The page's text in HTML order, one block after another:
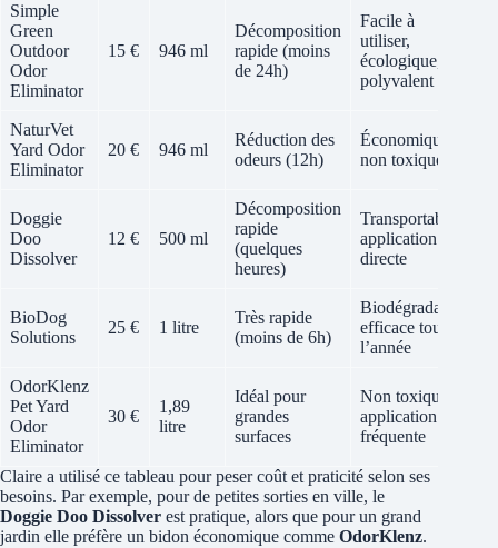
Simple
Green
Outdoor
Odor
Eliminator
15 € 946 ml
Décomposition
rapide (moins
de 24h)
Facile à
utiliser,
écologique,
polyvalent
NaturVet
Yard Odor
Eliminator
20 € 946 ml
Réduction des
odeurs (12h)
Économique,
non toxique
Doggie
Doo
Dissolver
12 € 500 ml
Décomposition
rapide
(quelques
heures)
Transportable,
application
directe
BioDog
Solutions
25 € 1 litre
Très rapide
(moins de 6h)
Biodégradable,
efficace toute
l’année
OdorKlenz
Pet Yard
Odor
Eliminator
30 €
1,89
litre
Idéal pour
grandes
surfaces
Non toxique,
application peu
fréquente
Claire a utilisé ce tableau pour peser coût et praticité selon ses
besoins. Par exemple, pour de petites sorties en ville, le
Doggie Doo Dissolver est pratique, alors que pour un grand
jardin elle préfère un bidon économique comme OdorKlenz.